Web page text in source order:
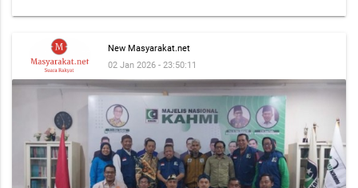
New Masyarakat.net
02 Jan 2026 - 23:50:11